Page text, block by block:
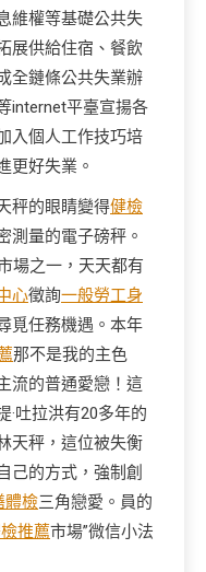
維權等基礎公共失
展供給住宿、餐飲
全鏈條公共失業辦
internet平臺宣揚各
入個人工作技巧培
更好失業。
秤的眼睛變得健檢
測量的電子磅秤。
場之一，天天都有
心徵詢一般勞工身
覓任務機遇。本年
那不是我的主色
流的普通愛戀！這
·吐拉洪有20多年的
天秤，這位被失衡
己的方式，強制創
體檢三角戀愛。員的
推薦市場”微信小法